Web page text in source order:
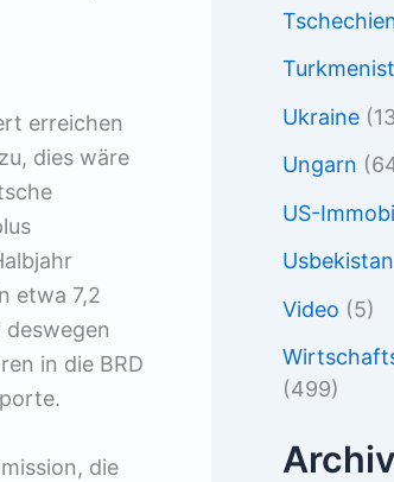
erreichen
dies wäre
etwa 7,2
in die BRD
die
Ukraine
Ungarn
US-
Usbekistan
Video (5)
(499)
Archiv